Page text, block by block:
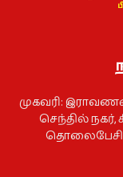
முகவரி:
செந்தில் நகர்,
தொலைபேசி: